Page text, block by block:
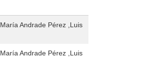
Andrade Pérez ,Luis
Andrade Pérez ,Luis